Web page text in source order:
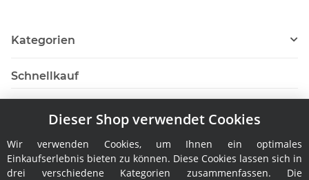
Kategorien
Schnellkauf
Hersteller
Dieser Shop verwendet Cookies
Wir verwenden Cookies, um Ihnen ein optimales
Einkaufserlebnis bieten zu können. Diese Cookies lassen sich in
drei verschiedene Kategorien zusammenfassen. Die